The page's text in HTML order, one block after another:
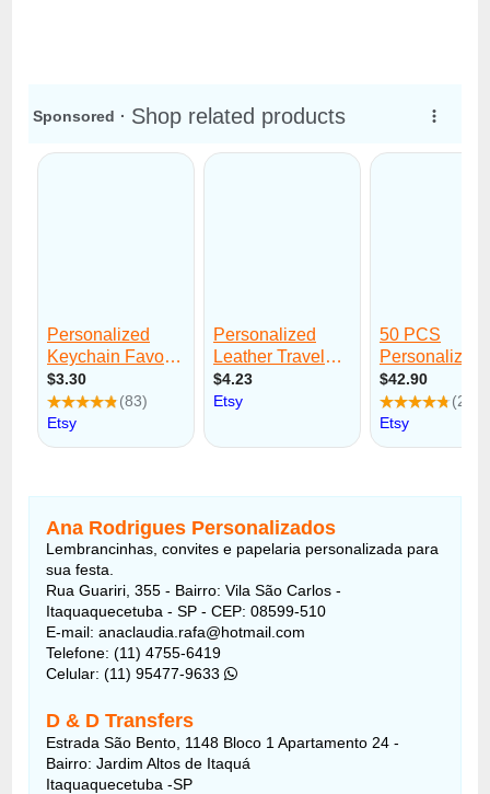
Ana Rodrigues Personalizados
Lembrancinhas, convites e papelaria personalizada para
sua festa.
Rua Guariri, 355 - Bairro: Vila São Carlos -
Itaquaquecetuba - SP - CEP: 08599-510
E-mail: anaclaudia.rafa@hotmail.com
Telefone: (11) 4755-6419
Celular: (11) 95477-9633
D & D Transfers
Estrada São Bento, 1148 Bloco 1 Apartamento 24 -
Bairro: Jardim Altos de Itaquá
Itaquaquecetuba -SP